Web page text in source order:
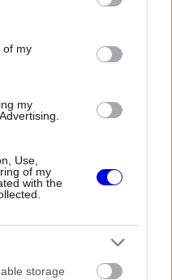
its third-party tags to
in below Google
of my
my
Use,
of my
with the
storage
és szeretnék
kisebb
because the format